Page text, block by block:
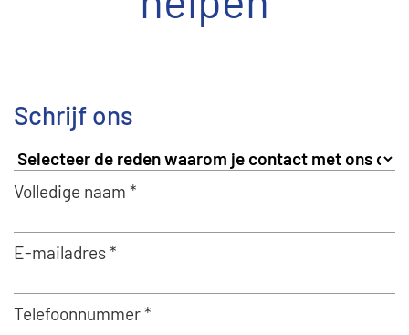
Schrijf ons
Volledige naam *
E-mailadres *
Telefoonnummer *